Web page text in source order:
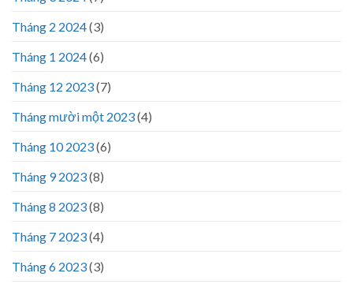
Tháng 2 2024(3)
Tháng 1 2024(6)
Tháng 12 2023(7)
Tháng mười một 2023(4)
Tháng 10 2023(6)
Tháng 9 2023(8)
Tháng 8 2023(8)
Tháng 7 2023(4)
Tháng 6 2023(3)